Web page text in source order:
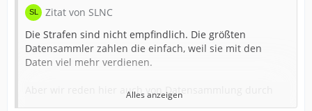
Zitat von SLNC
Die Strafen sind nicht empfindlich. Die größten
Datensammler zahlen die einfach, weil sie mit den
Daten viel mehr verdienen.
Aber wir reden hier auch von Datensammlung durch
Vater Staat. Man sollte meinen, dass man da Vertrauen
Alles anzeigen